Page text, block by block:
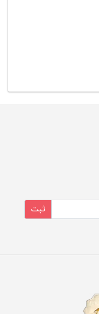
ثبت